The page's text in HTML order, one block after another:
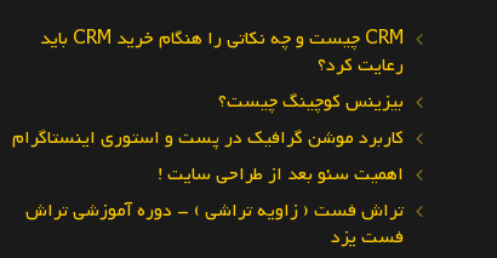
CRM چیست و چه نکاتی را هنگام خرید CRM باید
رعایت کرد؟
بیزینس کوچینگ چیست؟
کاربرد موشن گرافیک در پست و استوری اینستاگرام
اهمیت سئو بعد از طراحی سایت !
تراش فست ( زاویه تراشی ) – دوره آموزشی تراش
فست یزد